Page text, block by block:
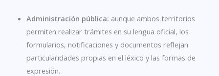
Administración pública: aunque ambos territorios
permiten realizar trámites en su lengua oficial, los
formularios, notificaciones y documentos reflejan
particularidades propias en el léxico y las formas de
expresión.